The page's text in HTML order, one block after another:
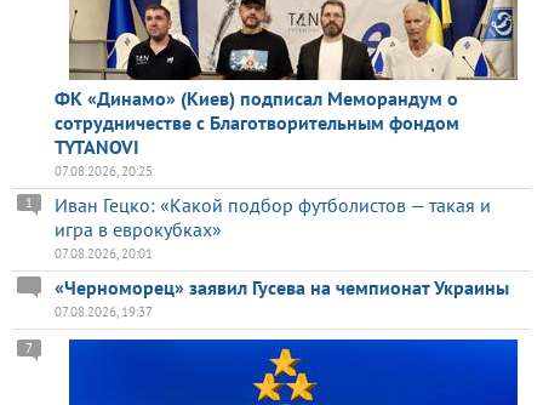
ФК «Динамо» (Киев) подписал Меморандум о
сотрудничестве с Благотворительным фондом
TYTANOVI
07.08.2026, 20:25
Иван Гецко: «Какой подбор футболистов — такая и
игра в еврокубках»
1
07.08.2026, 20:01
«Черноморец» заявил Гусева на чемпионат Украины
07.08.2026, 19:37
7